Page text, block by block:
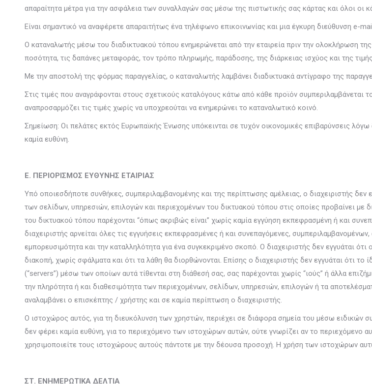
απαραίτητα μέτρα για την ασφάλεια των συναλλαγών σας μέσω της πιστωτικής σας κάρτας και όλοι οι
Είναι σημαντικό να αναφέρετε απαραιτήτως ένα τηλέφωνο επικοινωνίας και μια έγκυρη διεύθυνση e-
Ο καταναλωτής μέσω του διαδικτυακού τόπου ενημερώνεται από την εταιρεία πριν την ολοκλήρωση
ποσότητα, τις δαπάνες μεταφοράς, τον τρόπο πληρωμής, παράδοσης, της διάρκειας ισχύος και της
Με την αποστολή της φόρμας παραγγελίας, ο καταναλωτής λαμβάνει διαδικτυακά αντίγραφο της
Στις τιμές που αναγράφονται στους σχετικούς καταλόγους κάτω από κάθε προϊόν
αναπροσαρμόζει τις τιμές χωρίς να υποχρεούται να ενημερώνει το καταναλωτικό κοινό.
Σημείωση: Οι πελάτες εκτός Ευρωπαϊκής Ένωσης υπόκεινται σε τυχόν οικονομικές επιβαρύνσεις
καμία ευθύνη.
Ε. ΠΕΡΙΟΡΙΣΜΟΣ ΕΥΘΥΝΗΣ ΕΤΑΙΡΙΑΣ
Υπό οποιεσδήποτε συνθήκες, συμπεριλαμβανομένης και της περίπτωσης αμέλειας, ο διαχειριστής
των σελίδων, υπηρεσιών, επιλογών και περιεχομένων του δικτυακού τόπου στις οποίες προβαίνει
του δικτυακού τόπου παρέχονται “όπως ακριβώς είναι” χωρίς καμία εγγύηση εκπεφρασμένη ή και
διαχειριστής αρνείται όλες τις εγγυήσεις εκπεφρασμένες ή και συνεπαγόμενες,
εμπορευσιμότητα και την καταλληλότητα για ένα συγκεκριμένο σκοπό. Ο διαχειριστής δεν εγγυάται
διακοπή, χωρίς σφάλματα και ότι τα λάθη θα διορθώνονται. Επίσης ο διαχειριστής δεν εγγυάται ότι
(“servers”) μέσω των οποίων αυτά τίθενται στη διάθεσή σας, σας παρέχονται χωρίς “ιούς” ή άλλα
την πληρότητα ή και διαθεσιμότητα των περιεχομένων, σελίδων, υπηρεσιών, επιλογών ή τα
αναλαμβάνει ο επισκέπτης / χρήστης και σε καμία περίπτωση ο διαχειριστής.
Ο ιστοχώρος αυτός, για τη διευκόλυνση των χρηστών, περιέχει σε διάφορα σημεία του μέσω
δεν φέρει καμία ευθύνη, για το περιεχόμενο των ιστοχώρων αυτών, ούτε γνωρίζει αν το περιεχόμενο
χρησιμοποιείτε τους ιστοχώρους αυτούς πάντοτε με την δέουσα προσοχή. Η χρήση των ιστοχώρων
ΣΤ. ΕΝΗΜΕΡΩΤΙΚΑ ΔΕΛΤΙΑ